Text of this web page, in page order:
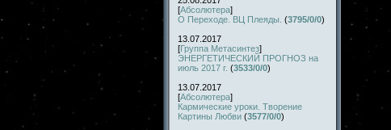
[Абсолютера]
О Переходе. ВЦ Плеяды. (3795/0/0)
13.07.2017
[Группа Метасинтез]
ЭНЕРГЕТИЧЕСКИЙ ПРОГНОЗ на
июль 2017 г. (3533/0/0)
13.07.2017
[Абсолютера]
Кармические уроки. Творение
Картины Любви (3577/0/0)